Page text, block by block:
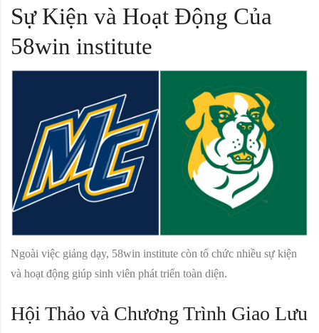
Sự Kiện và Hoạt Động Của
58win institute
Ngoài việc giảng dạy, 58win institute còn tổ chức nhiều sự kiện
và hoạt động giúp sinh viên phát triển toàn diện.
Hội Thảo và Chương Trình Giao Lưu